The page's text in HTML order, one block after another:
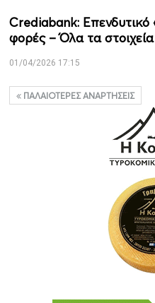
Crediabank: Επενδυτικό
φορές – Όλα τα
01/04/2026 17:15
ΠΑΛΑΙΌΤΕΡΕΣ ΑΝΑΡΤΉΣΕΙΣ